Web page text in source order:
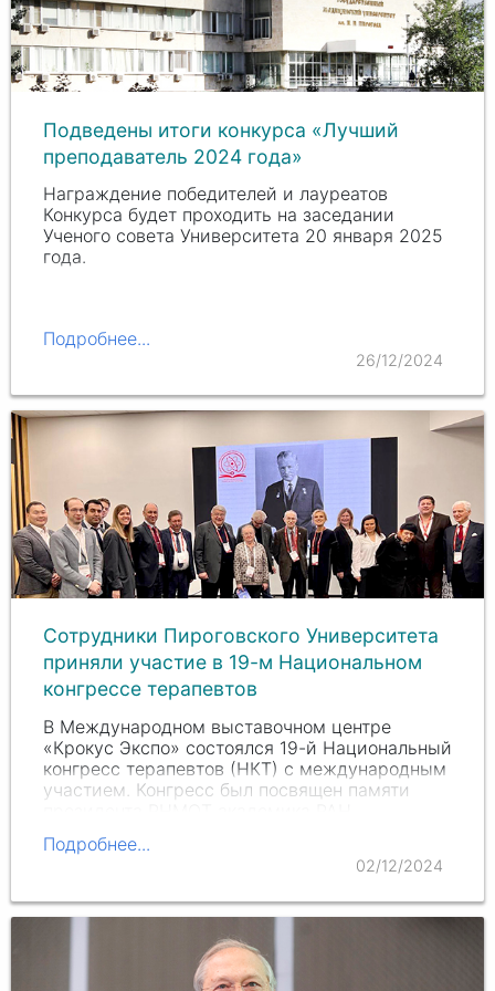
Подведены итоги конкурса «Лучший
преподаватель 2024 года»
Награждение победителей и лауреатов
Конкурса будет проходить на заседании
Ученого совета Университета 20 января 2025
года.
Подробнее...
26/12/2024
Сотрудники Пироговского Университета
приняли участие в 19-м Национальном
конгрессе терапевтов
В Международном выставочном центре
«Крокус Экспо» состоялся 19-й Национальный
конгресс терапевтов (НКТ) с международным
участием. Конгресс был посвящен памяти
профессора Анатолия Ивановича…
Подробнее...
02/12/2024